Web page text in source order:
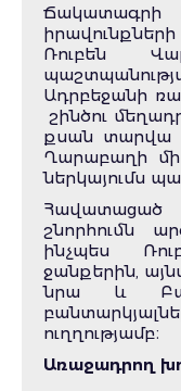
Ճակատագրի
Ռուբեն
Ադրբեջանի
շինծու
քսան տարվա
Ղարաբաղի մի
ներկայումս
Հավատացած
շնորհումն
ինչպես
ջանքերին,
նրա և
ուղղությամբ։
Առաջադրող